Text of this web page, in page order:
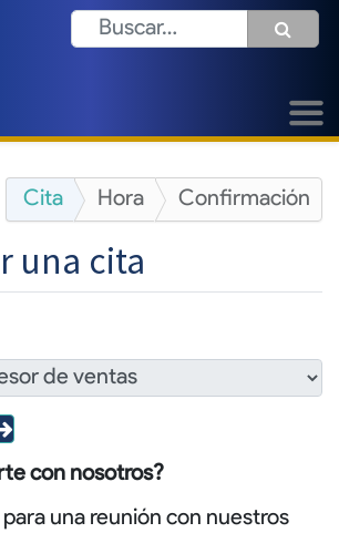
Cita Hora Confirmación
una cita
con nosotros?
una reunión con nuestros